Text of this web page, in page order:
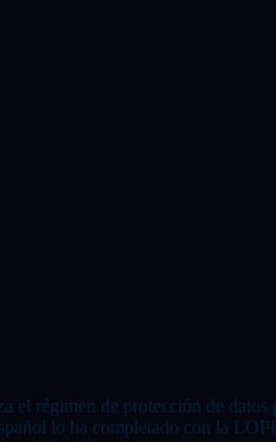
el régimen de protección de
lo ha completado con la